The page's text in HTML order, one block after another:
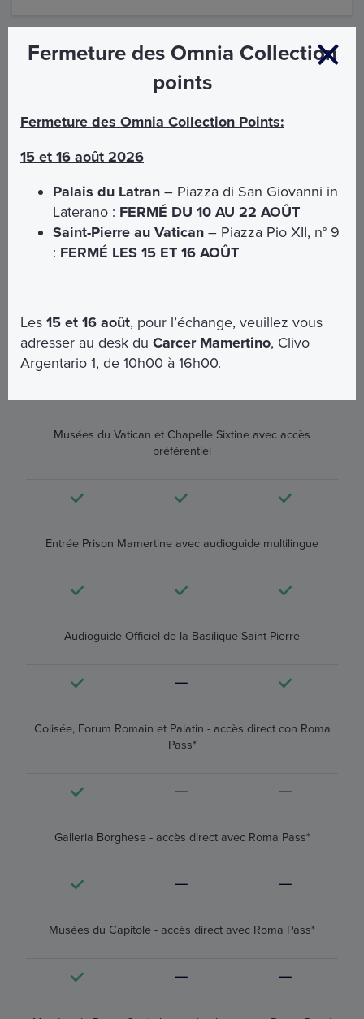
BESOIN D’AIDE?
Par téléphone ou par e-mail le
Customer Service Omnia est à votre
OMNIA 72H
€ 149
OMNIA 24H
€ 69
OMNIA SMART
€ 99
Musées du Vatican et Chapelle Sixtine avec accès
préférentiel
Entrée Prison Mamertine avec audioguide multilingue
Audioguide Officiel de la Basilique Saint-Pierre
Colisée, Forum Romain et Palatin - accès direct con Roma
Pass*
Galleria Borghese - accès direct avec Roma Pass*
Musées du Capitole - accès direct avec Roma Pass*
Fermeture des Omnia Collection
points
Fermeture des Omnia Collection Points:
15 et 16 août 2026
Palais du Latran – Piazza di San Giovanni in
Laterano : FERMÉ DU 10 AU 22 AOÛT
Saint-Pierre au Vatican – Piazza Pio XII, n° 9
: FERMÉ LES 15 ET 16 AOÛT
Les15 et 16 août, pour l’échange, veuillez vous
adresser au desk duCarcer Mamertino, Clivo
Argentario 1, de 10h00 à 16h00.